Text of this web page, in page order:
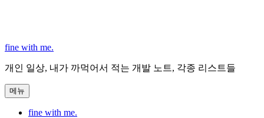
로
로
가
기
fine with me.
개인 일상, 내가 까먹어서 적는 개발 노트, 각종 리스트들
메뉴
fine with me.